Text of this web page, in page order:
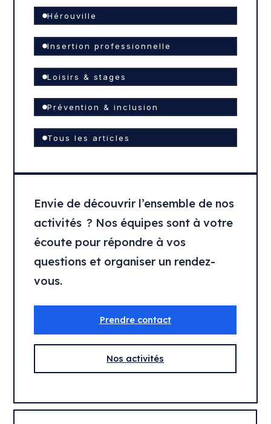
Hérouville
Insertion professionnelle
Loisirs & stages
Prévention & inclusion
Tous les articles
Envie de découvrir l’ensemble de nos
activités ? Nos équipes sont à votre
écoute pour répondre à vos
questions et organiser un rendez-
vous.
Prendre contact
Nos activités